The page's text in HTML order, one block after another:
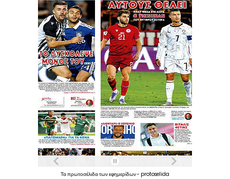
Ταπρωτοσέλιδατωνεφημερίδων- protoselida